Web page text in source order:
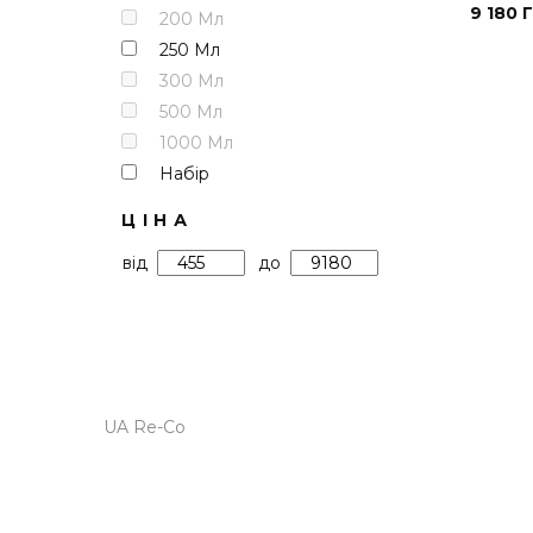
200 Мл
250 Мл
300 Мл
500 Мл
1000 Мл
Набір
ЦІНА
від
до
9 180
UA Re-Co